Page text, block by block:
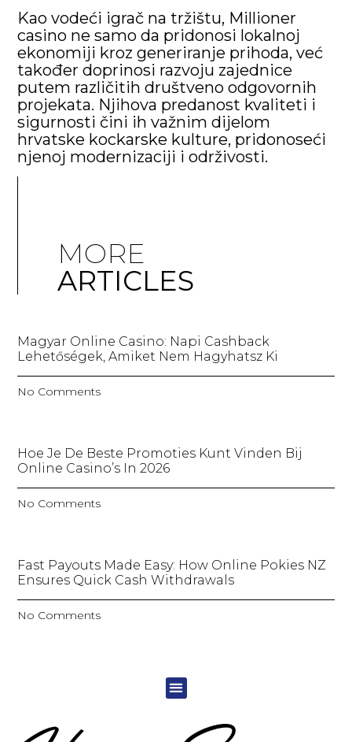
Kao vodeći igrač na tržištu, Millioner
casino ne samo da pridonosi lokalnoj
ekonomiji kroz generiranje prihoda, već
također doprinosi razvoju zajednice
putem različitih društveno odgovornih
projekata. Njihova predanost kvaliteti i
sigurnosti čini ih važnim dijelom
hrvatske kockarske kulture, pridonoseći
njenoj modernizaciji i održivosti.
MORE
ARTICLES
Magyar Online Casino: Napi Cashback
Lehetőségek, Amiket Nem Hagyhatsz Ki
No Comments
Hoe Je De Beste Promoties Kunt Vinden Bij
Online Casino’s In 2026
No Comments
Fast Payouts Made Easy: How Online Pokies NZ
Ensures Quick Cash Withdrawals
No Comments